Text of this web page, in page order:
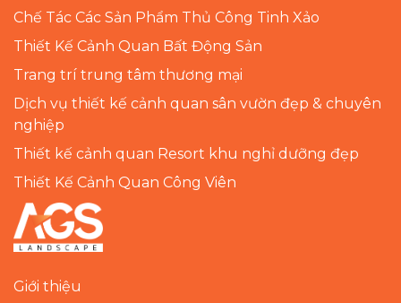
Chế Tác Các Sản Phẩm Thủ Công Tinh Xảo
Thiết Kế Cảnh Quan Bất Động Sản
Trang trí trung tâm thương mại
Dịch vụ thiết kế cảnh quan sân vườn đẹp & chuyên
nghiệp
Thiết kế cảnh quan Resort khu nghỉ dưỡng đẹp
Thiết Kế Cảnh Quan Công Viên
Giới thiệu